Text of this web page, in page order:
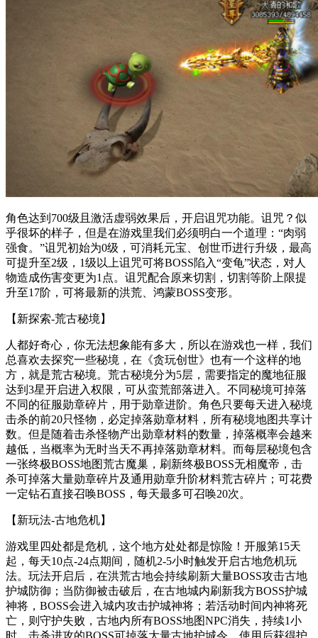
角色达到700级且激活虚弱效果后，开启诅咒功能。诅咒？似
乎很坏的样子，但是在游戏里我们必须明白一个道理：“肉弱
强食。”诅咒初始为0级，可消耗元宝、创世币进行升级，最高
可提升至2级，1级以上诅咒可将BOSS陷入“变龟”状态，对人
物造成伤害变更为1点。诅咒配合原来切割，切割等阶上限提
升至17阶，可将最新的洪荒、鸿蒙BOSS变形。
【新探索-荒古秘境】
人都好奇心，你无法想象能有多大，所以在游戏也一样，我们
总喜欢去探究一些秘境，在《贪玩创世》也有一个这样的地
方，就是荒古秘境。荒古秘境分为5层，需要指定的魔地征服
达到3星开启进入权限，可从蛮荒部落进入。不同秘境可掉落
不同的征服勋章碎片，用于勋章进阶。角色只要每天进入秘境
击杀的前20只怪物，必定掉落勋章材料，所有秘境地图共享计
数。但是随着击杀怪物产出勋章材料的数量，掉落概率会越来
越低，当概率为无时当天不再掉落勋章材料。而每层秘境包含
一张终极BOSS地图荒古魔巢，刷新终极BOSS无相魔帝，击
杀可掉落大量勋章碎片及通用勋章升阶材料荒古碎片；可花费
一定钻石直接召唤BOSS，每天最多可召唤20次。
【新玩法-古地危机】
游戏里四处都是危机，这个地方处处都是惊险！开服第15天
起，每天10点-24点期间，随机2-5小时触发开启古地危机玩
法。玩法开启后，在洪荒古地会持续刷新大量BOSS攻击古地
护城防御；当防御被击破后，在古地城内刷新我方BOSS护城
神将，BOSS会进入城内攻击护城神将；若活动时间内神将死
亡，则守护失败，古地内所有BOSS地图NPC消失，持续1小
时。击杀进攻的BOSS可掉落大量古地护城令，使用后获得护